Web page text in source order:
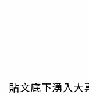
貼文底下湧入大